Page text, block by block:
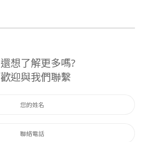
還想了解更多嗎?
歡迎與我們聯繫